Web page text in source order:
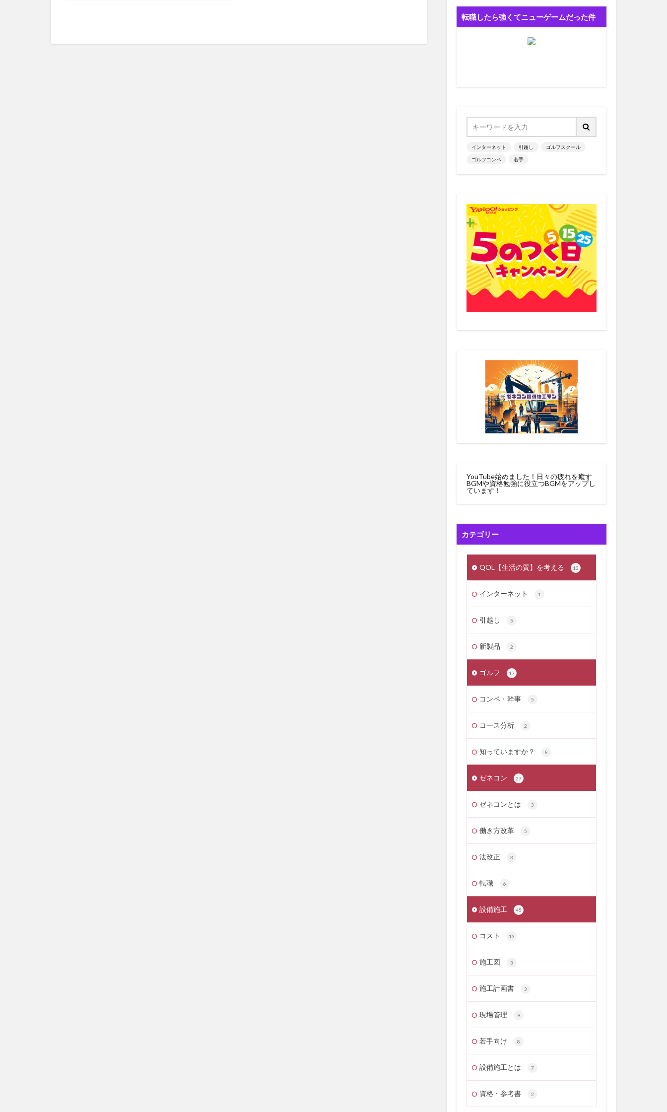
転職したら強くてニューゲームだった件
インターネット 引越し ゴルフスクール
ゴルフコンペ 若手
YouTube始めました！日々の疲れを癒す
BGMや資格勉強に役立つBGMをアップし
ています！
カテゴリー
QOL【生活の質】を考える 13
インターネット 1
引越し 5
新製品 2
ゴルフ 17
コンペ・幹事 5
コース分析 2
知っていますか？ 8
ゼネコン 27
ゼネコンとは 3
働き方改革 5
法改正 3
転職 6
設備施工 45
コスト 13
施工図 3
施工計画書 3
現場管理 9
若手向け 8
設備施工とは 7
資格・参考書 2